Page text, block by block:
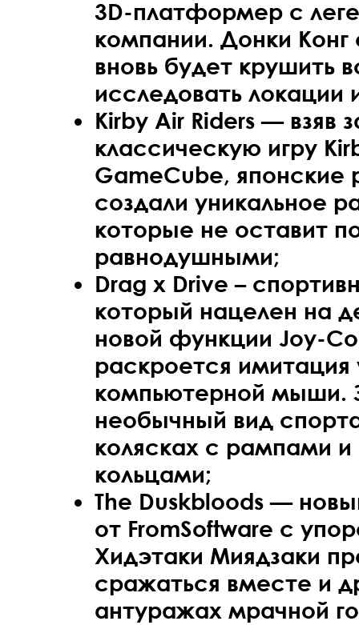
3D-платформер с
компании. Донки
вновь будет крушить
исследовать локации
Kirby Air Riders — взяв
классическую игру
GameCube, японские
создали уникальное
которые не оставит
равнодушными;
Drag x Drive –
который нацелен на
новой функции Joy-
раскроется имитация
компьютерной мыши.
необычный вид
колясках с рампами
кольцами;
The Duskbloods —
от FromSoftware с
Хидэтаки Миядзаки
сражаться вместе и
антуражах мрачной